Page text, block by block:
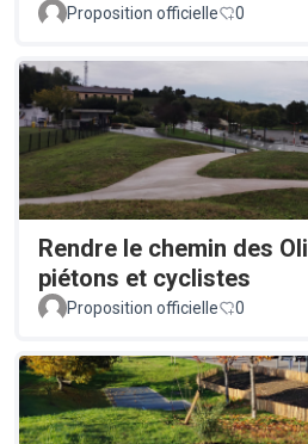
Proposition officielle 0
Rendre le chemin des
piétons et cyclistes
Proposition officielle 0